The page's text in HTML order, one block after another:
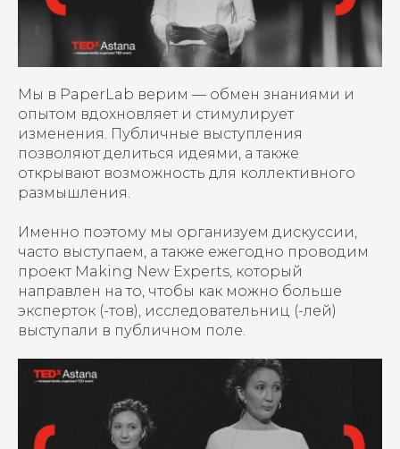
Мы в PaperLab верим — обмен знаниями и
опытом вдохновляет и стимулирует
изменения. Публичные выступления
позволяют делиться идеями, а также
открывают возможность для коллективного
размышления.
Именно поэтому мы организуем дискуссии,
часто выступаем, а также ежегодно проводим
проект Making New Experts, который
направлен на то, чтобы как можно больше
эксперток (-тов), исследовательниц (-лей)
выступали в публичном поле.